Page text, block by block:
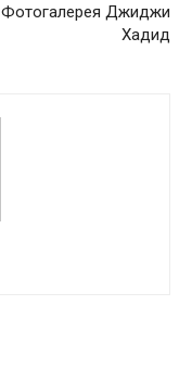
Фотогалерея Джиджи
Хадид